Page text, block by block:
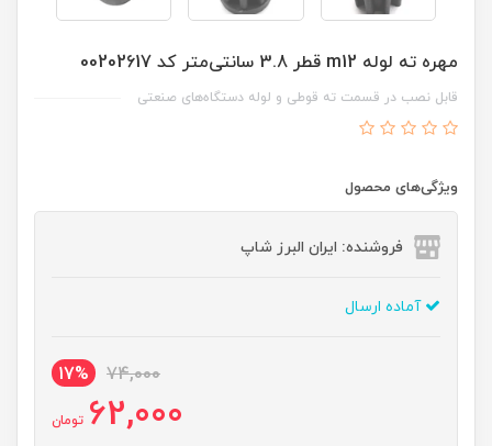
مهره ته لوله m12 قطر 3.8 سانتی‌متر کد 00202617
قابل نصب در قسمت ته قوطی و لوله دستگاه‌های صنعتی
ویژگی‌های محصول
فروشنده: ایران البرز شاپ
آماده ارسال
74,000
17%
62,000 تومان